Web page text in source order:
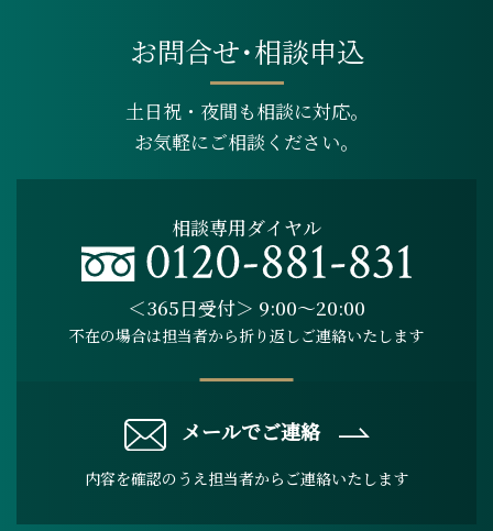
お問合せ･相談申込
土日祝・夜間も相談に対応。
お気軽にご相談ください。
相談専用ダイヤル
＜365日受付＞ 9:00～20:00
不在の場合は担当者から折り返しご連絡いたします
メールでご連絡
内容を確認のうえ担当者からご連絡いたします